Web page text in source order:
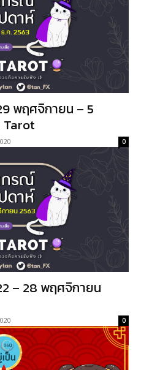
พฤศจิกายน – 5
Tarot
0
– 28 พฤศจิกายน
0